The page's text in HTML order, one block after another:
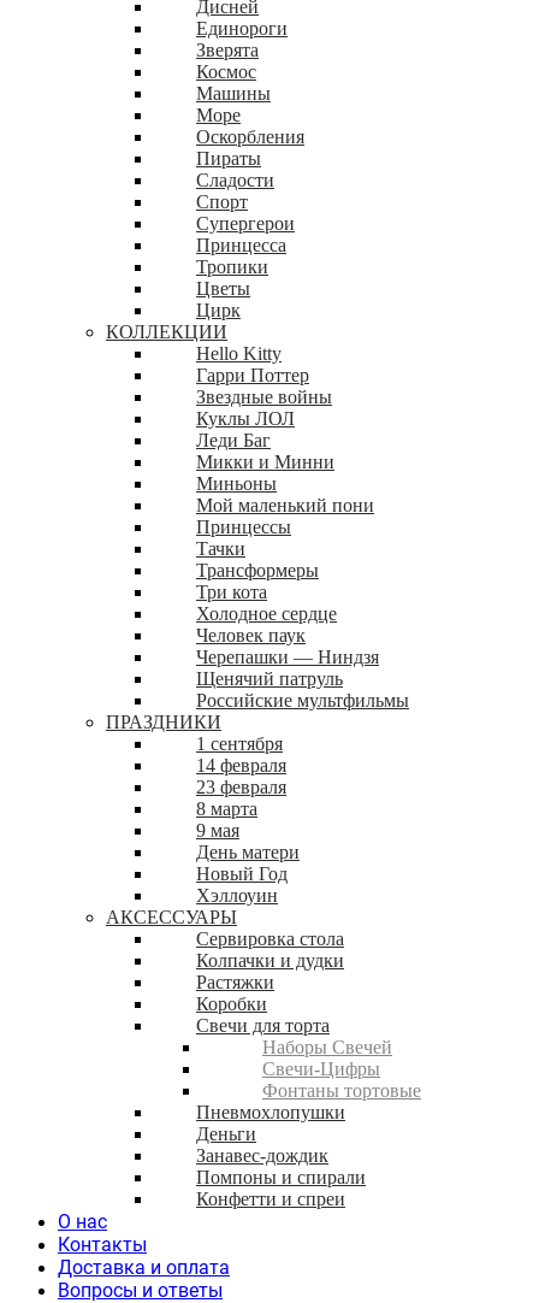
Дисней
Единороги
Зверята
Космос
Машины
Море
Оскорбления
Пираты
Сладости
Спорт
Супергерои
Принцесса
Тропики
Цветы
Цирк
КОЛЛЕКЦИИ
Hello Kitty
Гарри Поттер
Звездные войны
Куклы ЛОЛ
Леди Баг
Микки и Минни
Миньоны
Мой маленький пони
Принцессы
Тачки
Трансформеры
Три кота
Холодное сердце
Человек паук
Черепашки — Ниндзя
Щенячий патруль
Российские мультфильмы
ПРАЗДНИКИ
1 сентября
14 февраля
23 февраля
8 марта
9 мая
День матери
Новый Год
Хэллоуин
АКСЕССУАРЫ
Сервировка стола
Колпачки и дудки
Растяжки
Коробки
Свечи для торта
Наборы Свечей
Свечи-Цифры
Фонтаны тортовые
Пневмохлопушки
Деньги
Занавес-дождик
Помпоны и спирали
Конфетти и спреи
О нас
Контакты
Доставка и оплата
Вопросы и ответы